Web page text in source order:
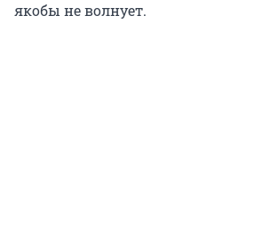
якобы не волнует.